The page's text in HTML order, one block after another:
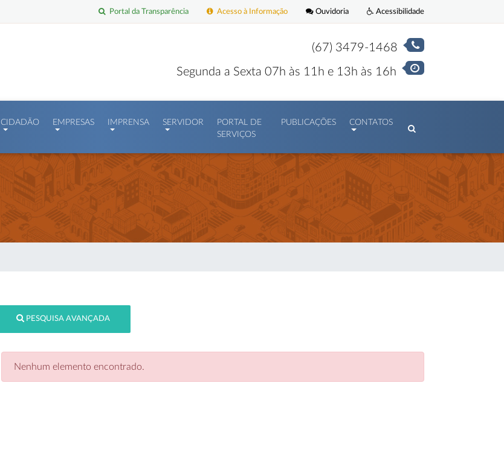
Acessibilidade
Ouvidoria
Acesso à Informação
Portal da Transparência
(67) 3479-1468
Segunda a Sexta 07h às 11h e 13h às 16h
CIDADÃO EMPRESAS IMPRENSA SERVIDOR
PORTAL DE
SERVIÇOS
PUBLICAÇÕES CONTATOS
PESQUISA AVANÇADA
Nenhum elemento encontrado.